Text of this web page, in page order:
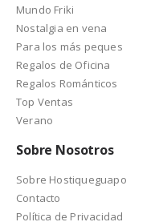
Mundo Friki
Nostalgia en vena
Para los más peques
Regalos de Oficina
Regalos Románticos
Top Ventas
Verano
Sobre Nosotros
Sobre Hostiqueguapo
Contacto
Política de Privacidad